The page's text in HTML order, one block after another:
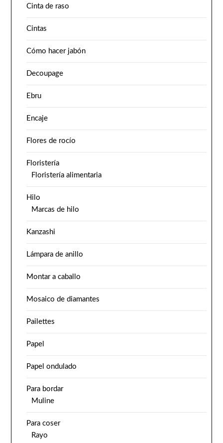
Cinta de raso
Cintas
Cómo hacer jabón
Decoupage
Ebru
Encaje
Flores de rocío
Floristería
Floristería alimentaria
Hilo
Marcas de hilo
Kanzashi
Lámpara de anillo
Montar a caballo
Mosaico de diamantes
Pailettes
Papel
Papel ondulado
Para bordar
Muline
Para coser
Rayo